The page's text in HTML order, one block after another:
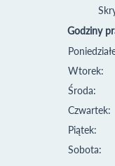
Godziny
Wtorek:
Środa:
Czwartek:
Piątek:
Sobota: